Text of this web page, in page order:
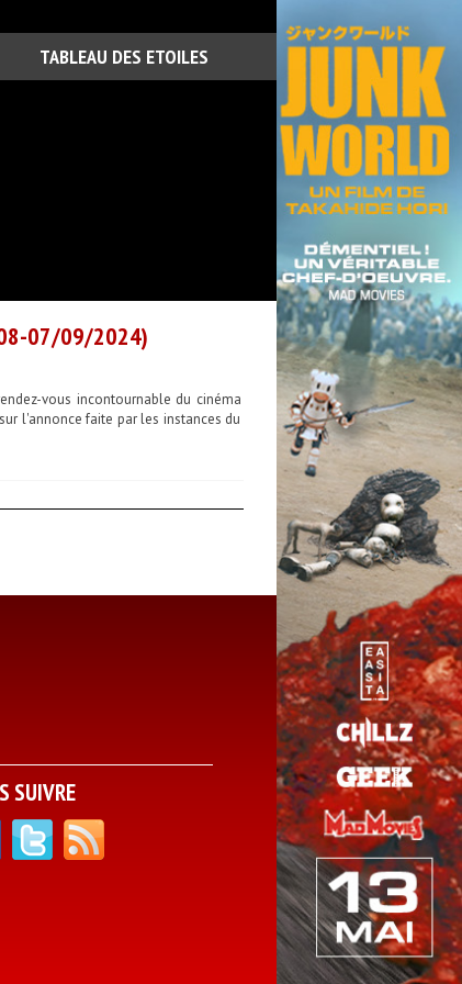
TABLEAU DES ETOILES
08-07/09/2024)
vous incontournable du cinéma
l'annonce faite par les instances du
SUIVRE